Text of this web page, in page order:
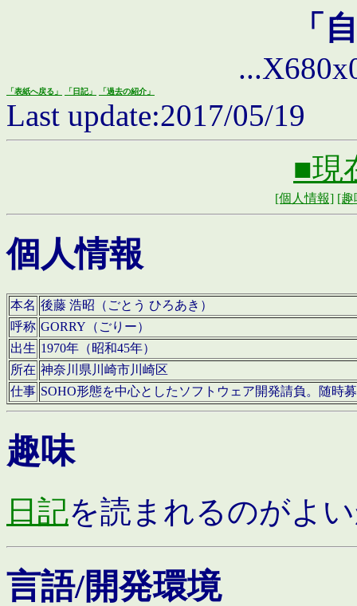
「
「表紙へ戻る」 「日記」 「過去の紹介」
Last update:2017/05/19
■現
[個人情報] [趣
個人情報
本名 後藤 浩昭（ごとう ひろあき）
呼称 GORRY（ごりー）
出生 1970年（昭和45年）
所在 神奈川県川崎市川崎区
仕事 SOHO形態を中心としたソフトウェア開発請負。随時
趣味
日記を読まれるのがよ
言語/開発環境